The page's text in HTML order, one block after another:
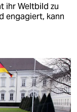
ihr Weltbild zu
engagiert, kann